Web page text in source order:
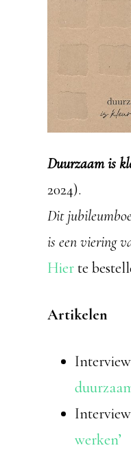
Duurzaam is
2024).
Dit
is een viering
Hierte
Artikelen
Interview
werken’